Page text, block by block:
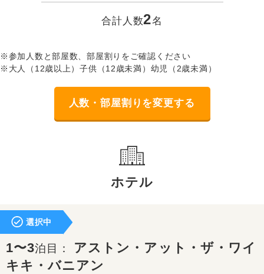
合計人数2名
※参加人数と部屋数、部屋割りをご確認ください
※大人（12歳以上）子供（12歳未満）幼児（2歳未満）
人数・部屋割りを変更する
ホテル
選択中
1〜3泊目： アストン・アット・ザ・ワイ
キキ・バニアン